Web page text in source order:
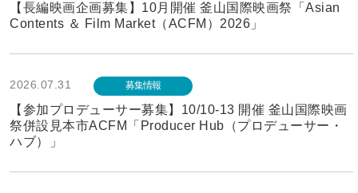
【長編映画企画募集】10月開催 釜山国際映画祭「Asian
Contents ＆ Film Market（ACFM）2026」
2026.07.31 募集情報
【参加プロデューサー募集】10/10-13 開催 釜山国際映画
祭併設見本市ACFM「Producer Hub（プロデューサー・
ハブ）」